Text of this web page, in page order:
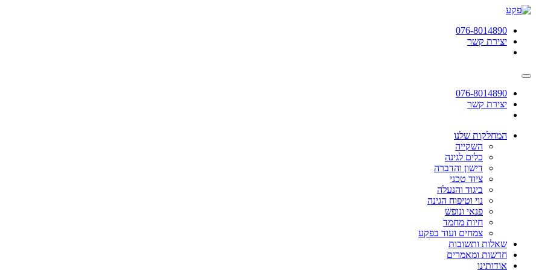
תחילתו
אינטרנט,
לחץ
כדי
לאזור
תוכן
מרכזי
076-8014890
יצירת קשר
076-8014890
יצירת קשר
המחלקות שלנו
השקייה
כלים לגינה
דישון והדברה
ציוד טכני
ביגוד והנעלה
נוי וטיפוח הגינה
פנאי ונופש
חיות מחמד
צמחים ועוד בפקע
שאלות ותשובות
חדשות ומאמרים
אודותינו